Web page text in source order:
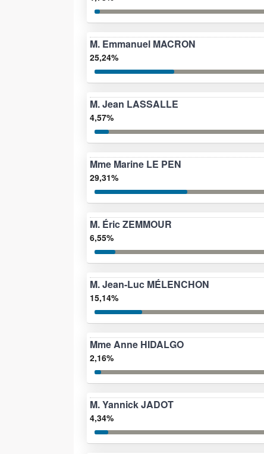
M. Emmanuel MACRON
25,24%
M. Jean LASSALLE
4,57%
Mme Marine LE PEN
29,31%
M. Éric ZEMMOUR
6,55%
M. Jean-Luc MÉLENCHON
15,14%
Mme Anne HIDALGO
2,16%
M. Yannick JADOT
4,34%